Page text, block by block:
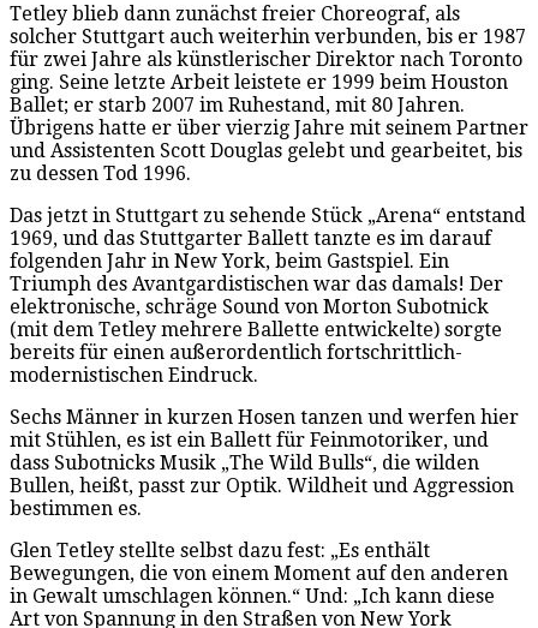
Tetley blieb dann zunächst freier Choreograf, als
solcher Stuttgart auch weiterhin verbunden, bis er 1987
für zwei Jahre als künstlerischer Direktor nach Toronto
ging. Seine letzte Arbeit leistete er 1999 beim Houston
Ballet; er starb 2007 im Ruhestand, mit 80 Jahren.
Übrigens hatte er über vierzig Jahre mit seinem Partner
und Assistenten Scott Douglas gelebt und gearbeitet, bis
zu dessen Tod 1996.
Das jetzt in Stuttgart zu sehende Stück „Arena“ entstand
1969, und das Stuttgarter Ballett tanzte es im darauf
folgenden Jahr in New York, beim Gastspiel. Ein
Triumph des Avantgardistischen war das damals! Der
elektronische, schräge Sound von Morton Subotnick
(mit dem Tetley mehrere Ballette entwickelte) sorgte
bereits für einen außerordentlich fortschrittlich-
modernistischen Eindruck.
Sechs Männer in kurzen Hosen tanzen und werfen hier
mit Stühlen, es ist ein Ballett für Feinmotoriker, und
dass Subotnicks Musik „The Wild Bulls“, die wilden
Bullen, heißt, passt zur Optik. Wildheit und Aggression
bestimmen es.
Glen Tetley stellte selbst dazu fest: „Es enthält
Bewegungen, die von einem Moment auf den anderen
in Gewalt umschlagen können.“ Und: „Ich kann diese
Art von Spannung in den Straßen von New York